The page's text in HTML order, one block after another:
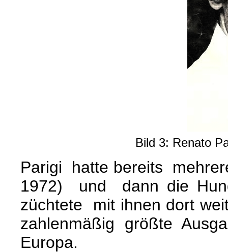
Bild 3: Renato
Parigi hatte bereits
1972) und dann die
züchtete mit ihnen dort
zahlenmäßig größte
Europa.